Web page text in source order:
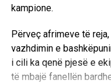
kampione.
Përveç afrimeve të
vazhdimin e
i cili ka qenë pjesë e
të mbajë fanellën